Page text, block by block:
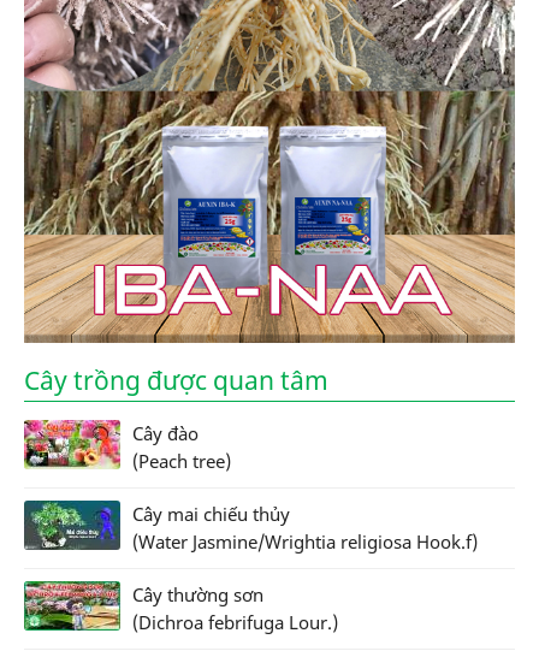
Cây trồng được quan tâm
Cây đào
(Peach tree)
Cây mai chiếu thủy
(Water Jasmine/Wrightia religiosa Hook.f)
Cây thường sơn
(Dichroa febrifuga Lour.)